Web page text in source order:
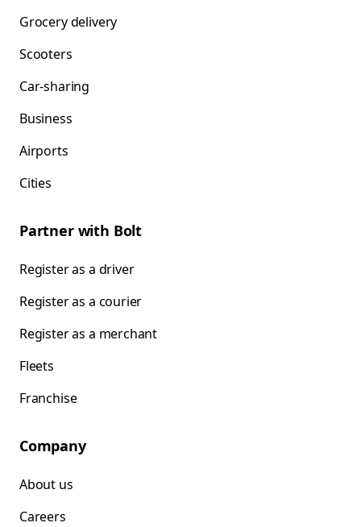
Grocery delivery
Scooters
Car-sharing
Business
Airports
Cities
Partner with Bolt
Register as a driver
Register as a courier
Register as a merchant
Fleets
Franchise
Company
About us
Careers